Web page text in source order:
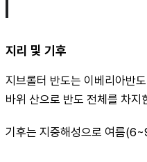
지리 및 기후
지브롤터 반도는 이베리아반
바위 산으로 반도 전체를 차
기후는 지중해성으로 여름